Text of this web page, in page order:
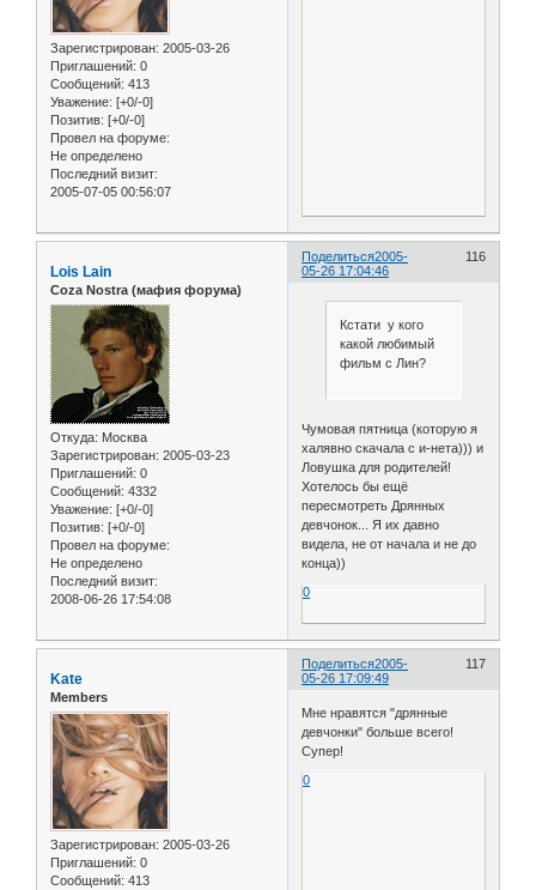
Зарегистрирован: 2005-03-26
Приглашений: 0
Сообщений: 413
Уважение: [+0/-0]
Позитив: [+0/-0]
Провел на форуме:
Не определено
Последний визит:
2005-07-05 00:56:07
Поделиться 116
2005-
05-26 17:04:46
Lois Lain
Coza Nostra (мафия форума)
Откуда: Москва
Зарегистрирован: 2005-03-23
Приглашений: 0
Сообщений: 4332
Уважение: [+0/-0]
Позитив: [+0/-0]
Провел на форуме:
Не определено
Последний визит:
2008-06-26 17:54:08
Кстати у кого
какой любимый
фильм с Лин?
Чумовая пятница (которую я
халявно скачала с и-нета))) и
Ловушка для родителей!
Хотелось бы ещё
пересмотреть Дрянных
девчонок... Я их давно
видела, не от начала и не до
конца))
0
Поделиться 117
2005-
05-26 17:09:49
Kate
Members
Зарегистрирован: 2005-03-26
Приглашений: 0
Сообщений: 413
Мне нравятся "дрянные
девчонки" больше всего!
Супер!
0